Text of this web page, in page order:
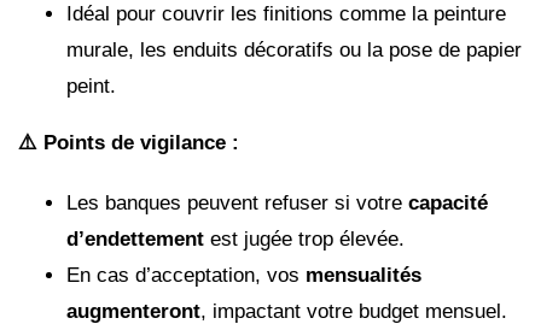
Idéal pour couvrir les finitions comme la peinture
murale, les enduits décoratifs ou la pose de papier
peint.
⚠️ Points de vigilance :
Les banques peuvent refuser si votre capacité
d’endettement est jugée trop élevée.
En cas d’acceptation, vos mensualités
augmenteront, impactant votre budget mensuel.